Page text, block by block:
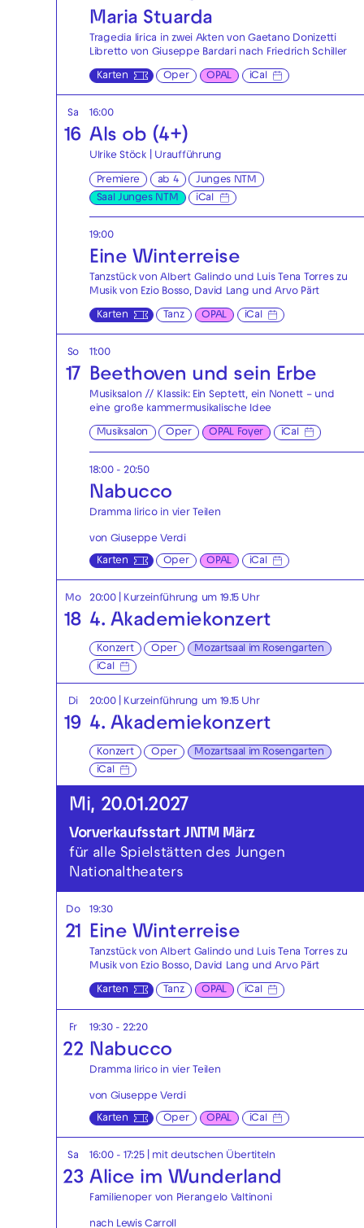
Maria Stuarda
Tragedia lirica in zwei Akten von Gaetano Donizetti
Libretto von Giuseppe Bardari nach Friedrich Schiller
Karten Oper OPAL iCal
Sa
16
16:00
Als ob (4+)
Ulrike Stöck | Uraufführung
Premiere ab 4
Junges NTM
Saal Junges NTM
iCal
19:00
Eine Winterreise
Tanzstück von Albert Galindo und Luis Tena Torres zu
Musik von Ezio Bosso, David Lang und Arvo Pärt
Karten Tanz OPAL iCal
So
17
11:00
Beethoven und sein Erbe
Musiksalon // Klassik: Ein Septett, ein Nonett – und
eine große kammermusikalische Idee
Musiksalon Oper OPAL Foyer iCal
18:00 - 20:50
Nabucco
Dramma lirico in vier Teilen
von Giuseppe Verdi
Karten Oper OPAL iCal
Mo
18
20:00 | Kurzeinführung um 19.15 Uhr
4. Akademiekonzert
Konzert Oper
Mozartsaal im Rosengarten
iCal
Di
19
20:00 | Kurzeinführung um 19.15 Uhr
4. Akademiekonzert
Konzert Oper
Mozartsaal im Rosengarten
iCal
Mi, 20.01.2027
Vorverkaufsstart JNTM März
für alle Spielstätten des Jungen
Nationaltheaters
Do
21
19:30
Eine Winterreise
Tanzstück von Albert Galindo und Luis Tena Torres zu
Musik von Ezio Bosso, David Lang und Arvo Pärt
Karten Tanz OPAL iCal
Fr
22
19:30 - 22:20
Nabucco
Dramma lirico in vier Teilen
von Giuseppe Verdi
Karten Oper OPAL iCal
Sa
23
16:00 - 17:25| mit deutschen Übertiteln
Alice im Wunderland
Familienoper von Pierangelo Valtinoni
nach Lewis Carroll